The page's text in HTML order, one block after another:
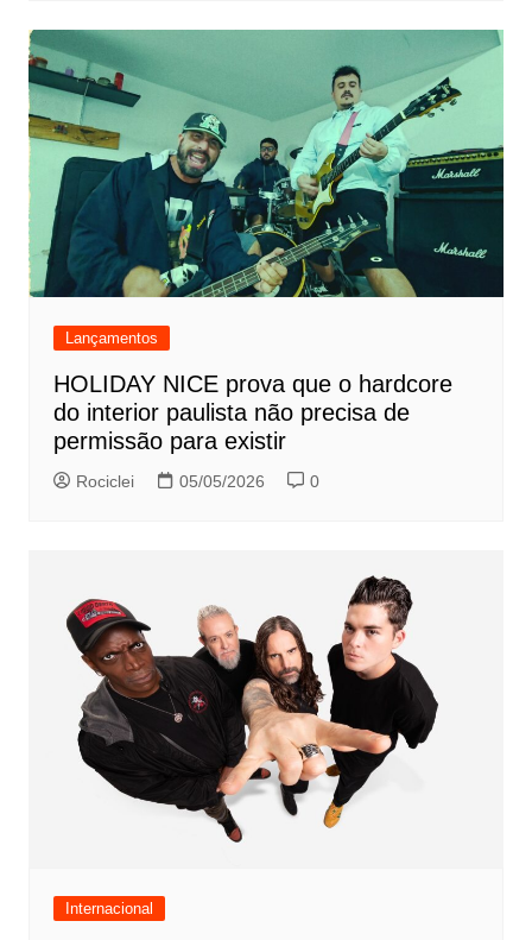
Lançamentos
HOLIDAY NICE prova que o hardcore
do interior paulista não precisa de
permissão para existir
Rociclei 05/05/2026 0
Internacional